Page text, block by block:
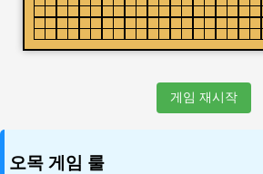
게임 재시작
오목 게임 룰